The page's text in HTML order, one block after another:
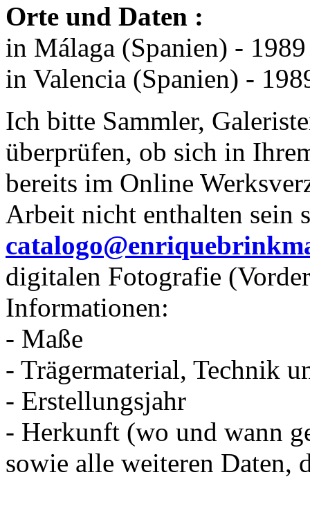
Orte und Daten :
in Málaga (Spanien) - 1989
in Valencia (Spanien) -
Ich bitte Sammler,
überprüfen, ob sich in
bereits im Online
Arbeit nicht enthalten sein
digitalen Fotografie
Informationen:
- Maße
- Trägermaterial, Technik
- Erstellungsjahr
- Herkunft (wo und wann
sowie alle weiteren Daten,